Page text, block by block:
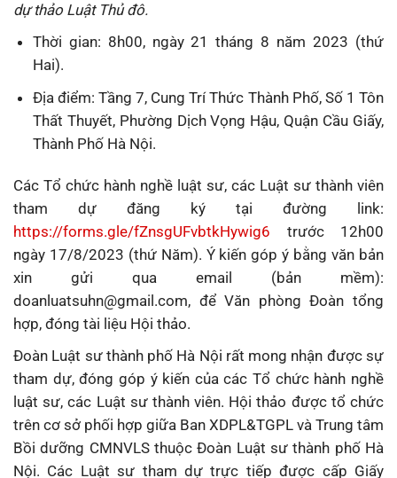
dự thảo Luật Thủ đô.
Thời gian: 8h00, ngày 21 tháng 8 năm 2023 (thứ
Hai).
Địa điểm: Tầng 7, Cung Trí Thức Thành Phố, Số 1 Tôn
Thất Thuyết, Phường Dịch Vọng Hậu, Quận Cầu Giấy,
Thành Phố Hà Nội.
Các Tổ chức hành nghề luật sư, các Luật sư thành viên
tham dự đăng ký tại đường link:
https://forms.gle/fZnsgUFvbtkHywig6 trước 12h00
ngày 17/8/2023 (thứ Năm). Ý kiến góp ý bằng văn bản
xin gửi qua email (bản mềm):
doanluatsuhn@gmail.com, để Văn phòng Đoàn tổng
hợp, đóng tài liệu Hội thảo.
Đoàn Luật sư thành phố Hà Nội rất mong nhận được sự
tham dự, đóng góp ý kiến của các Tổ chức hành nghề
luật sư, các Luật sư thành viên. Hội thảo được tổ chức
trên cơ sở phối hợp giữa Ban XDPL&TGPL và Trung tâm
Bồi dưỡng CMNVLS thuộc Đoàn Luật sư thành phố Hà
Nội. Các Luật sư tham dự trực tiếp được cấp Giấy